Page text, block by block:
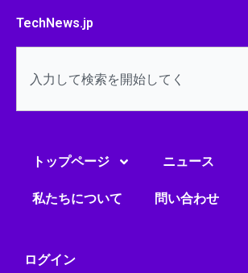
TechNews.jp
トップページ ニュース
私たちについて 問い合わせ
ログイン